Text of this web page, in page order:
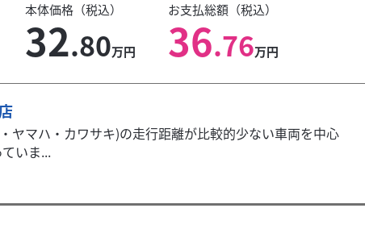
本体価格（税込）
32.80万円
お支払総額（税込）
36.76万円
ヤマハ・カワサキ)の走行距離が比較的少ない車両を中心
いま...